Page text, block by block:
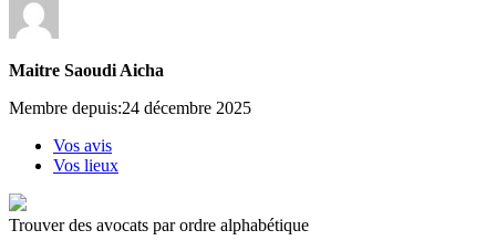
Maitre Saoudi Aicha
Membre depuis:24 décembre 2025
Vos avis
Vos lieux
Trouver des avocats par ordre alphabétique